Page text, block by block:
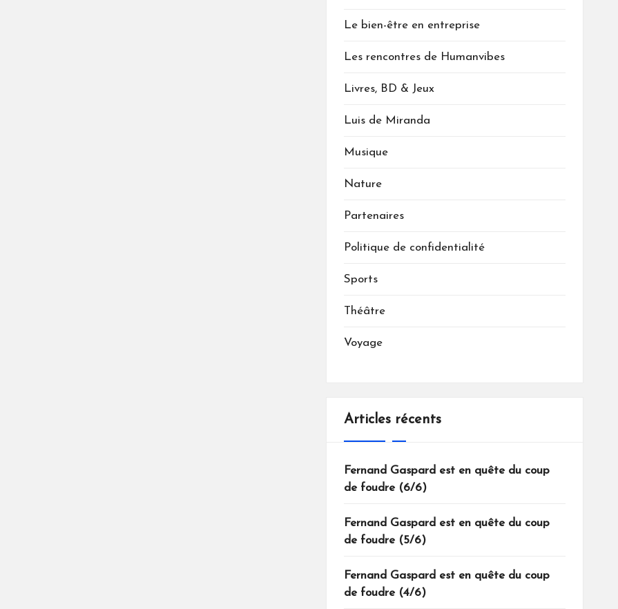
Le bien-être en entreprise
Les rencontres de Humanvibes
Livres, BD & Jeux
Luis de Miranda
Musique
Nature
Partenaires
Politique de confidentialité
Sports
Théâtre
Voyage
Articles récents
Fernand Gaspard est en quête du coup
de foudre (6/6)
Fernand Gaspard est en quête du coup
de foudre (5/6)
Fernand Gaspard est en quête du coup
de foudre (4/6)